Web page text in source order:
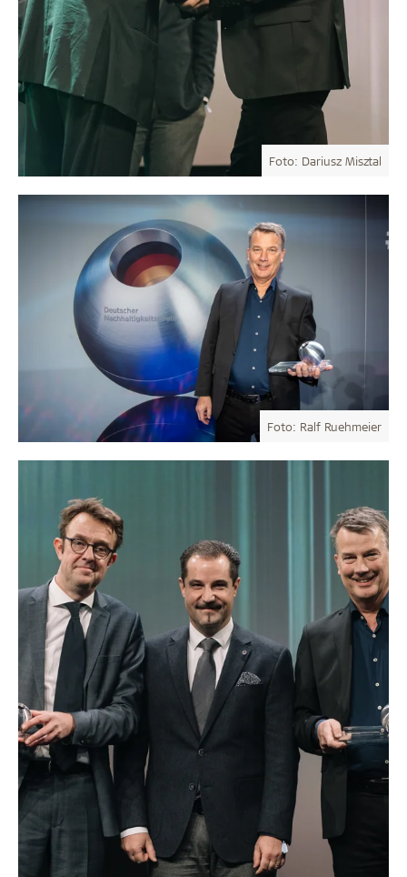
Foto: Dariusz Misztal
Foto: Ralf Ruehmeier